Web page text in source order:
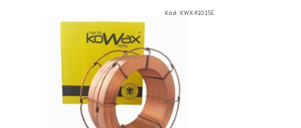
Kód: KWX41015E